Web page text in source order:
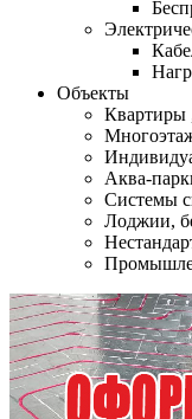
Объекты
Квартиры
Аква-
Системы
Лоджии,